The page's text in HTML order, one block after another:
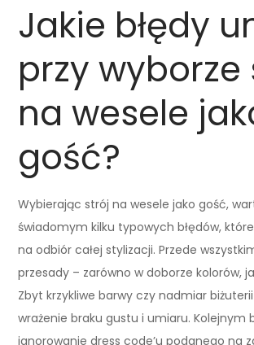
Jakie błędy
przy wyborze
na wesele
gość?
Wybierając strój na wesele jako gość,
świadomym kilku typowych błędów,
na odbiór całej stylizacji. Przede
przesady – zarówno w doborze kolorów,
Zbyt krzykliwe barwy czy nadmiar
wrażenie braku gustu i umiaru. Kolejnym
ignorowanie dress code’u podanego na